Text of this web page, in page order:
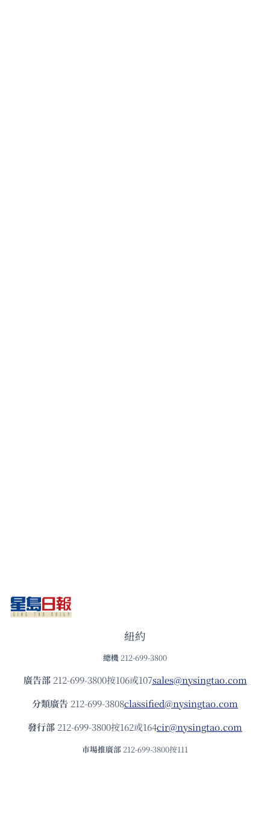
紐約
總機 212-699-3800
廣告部212-699-3800按106或107sales@nysingtao.com
分類廣告 212-699-3808classified@nysingtao.com
發⾏部 212-699-3800按162或164cir@nysingtao.com
市場推廣部 212-699-3800按111